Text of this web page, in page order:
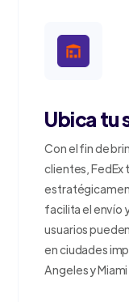
Ubica tu
Con el fin de
clientes, FedEx
facilita el envío
usuarios
en ciudades
Angeles y Miami